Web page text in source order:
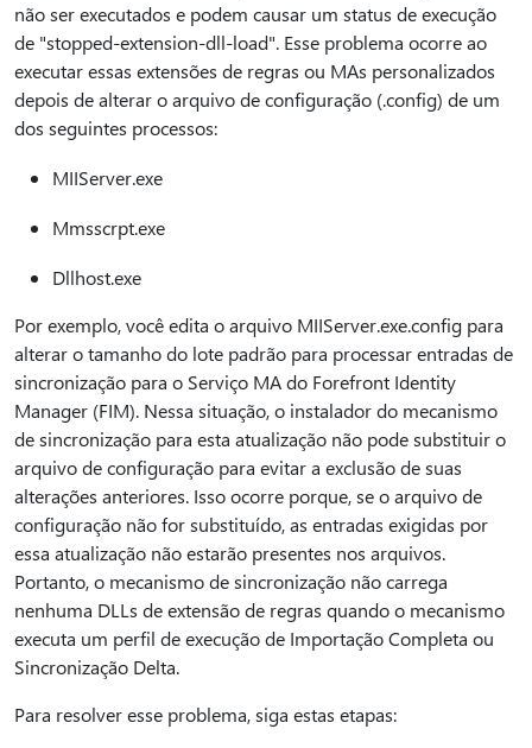
não ser executados e podem causar um status de execução
de "stopped-extension-dll-load". Esse problema ocorre ao
executar essas extensões de regras ou MAs personalizados
depois de alterar o arquivo de configuração (.config) de um
dos seguintes processos:
MIIServer.exe
Mmsscrpt.exe
Dllhost.exe
Por exemplo, você edita o arquivo MIIServer.exe.config para
alterar o tamanho do lote padrão para processar entradas de
sincronização para o Serviço MA do Forefront Identity
Manager (FIM). Nessa situação, o instalador do mecanismo
de sincronização para esta atualização não pode substituir o
arquivo de configuração para evitar a exclusão de suas
alterações anteriores. Isso ocorre porque, se o arquivo de
configuração não for substituído, as entradas exigidas por
essa atualização não estarão presentes nos arquivos.
Portanto, o mecanismo de sincronização não carrega
nenhuma DLLs de extensão de regras quando o mecanismo
executa um perfil de execução de Importação Completa ou
Sincronização Delta.
Para resolver esse problema, siga estas etapas: